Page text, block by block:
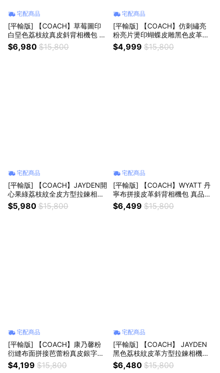
宅配商品
[平輸版] 【COACH】草莓圖印
白堊色荔枝紋真皮斜背相機包 真
品平輸
$6,980 $15,800
宅配商品
[平輸版] 【COACH】仿刺繡亮
粉亮片燙印蝴蝶皮雕黑色皮革斜
背相機包 真品平輸
$4,999 $15,800
宅配商品
[平輸版] 【COACH】JAYDEN開
心果綠荔枝紋全皮方型拉鍊相機
斜背肩背/手拿小包 真品平輸
$5,980 $15,800
宅配商品
[平輸版] 【COACH】WYATT 丹
寧布拼接皮革斜背相機包 真品平
輸
$6,499 $15,800
宅配商品
[平輸版] 【COACH】康乃馨粉
衍縫布面拼接芭蕾粉真皮銀字飾
牌斜背相機包 真品平輸
$4,199 $15,800
宅配商品
[平輸版] 【COACH】 JAYDEN
黑色荔枝紋皮革方型拉鍊相機斜
背肩背/手拿小包 真品平輸
$6,480 $15,800